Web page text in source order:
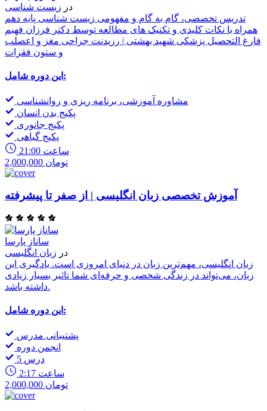
در زیست شناسی
تدریس تخصصی، گام به گام و مفهومی زیست شناسی پایه دهم
همراه با نکات کلیدی و تکنیک های مطالعه توسط دکتر فرزان فهیم
فارغ التحصیل پزشکی شهید بهشتی | رزیدنت جراحی مغز و اعصلب
و ستون فقرات
این دوره شامل:
مشاوره آموزشی، برنامه ریزی و روانشناسی
پکیج بدن انسان
پکیج جانوری
پکیج گیاهی
21:00 ساعت
2,000,000 تومان
آموزش تخصصی زبان انگلیسی | از صفر تا پیشرفته
ساناز پارسا
در زبان انگلیسی
زبان انگلیسی، مهم‌ترین زبان در دنیای امروزی است. یادگیری این
زبان، می‌تواند در زندگی شخصی و حرفه‌ای شما تاثیر بسیار زیادی
داشته باشد.
این دوره شامل:
پشتیبانی مدرس
انجمن دوره
5 درس
2:17 ساعت
2,000,000 تومان